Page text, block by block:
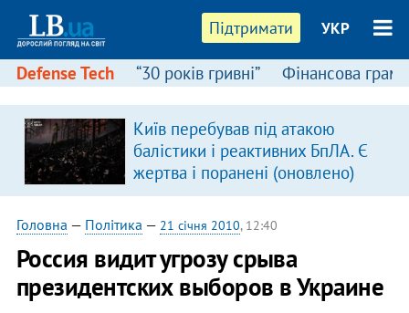
Підтримати УКР
Defense Tech “30 років гривні” Фінансова
Київ перебував під атакою
балістики і реактивних БпЛА. Є
жертва і поранені (оновлено)
Головна — Політика — 21 січня 2010, 12:40
Россия видит угрозу срыва
президентских выборов в Украине